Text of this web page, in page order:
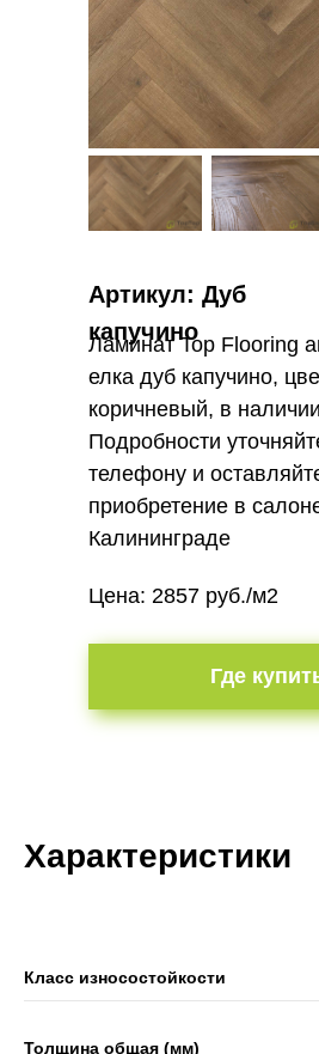
Артикул: Дуб
капучино
Ламинат Top Flooring
елка дуб капучино,
коричневый, в
Подробности
телефону и
приобретение в
Калининграде
Где
Цена: 2857 руб./м2
Характеристики
Класс износостойкости
Толщина общая (мм)